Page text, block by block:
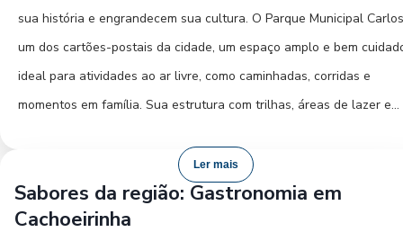
gastronômicas que agradam a todos os paladares. A região
da cidade concentra diversos bares e restaurantes, oferecendo
desde pratos tradicionais gaúchos até culinárias internacionais.
Eventos culturais e shows frequentemente acontecem no
proporcionando entretenimento e lazer noturno. A dica é sempre
verificar a programação local para não perder nenhuma atração
durante sua visita.
sua história e engrandecem sua cultura. O Parque Municipal
um dos cartões-postais da cidade, um espaço amplo e bem
ideal para atividades ao ar livre, como caminhadas, corridas e
momentos em família. Sua estrutura com trilhas, áreas de lazer e
comunidade local e um refúgio para os visitantes. Outro local de
destaque é a Praça da Juventude, um espaço moderno e dinâmico,
que oferece quadras esportivas, pista de skate e áreas de
Ler mais
Sabores da região: Gastronomia em
Cachoeirinha